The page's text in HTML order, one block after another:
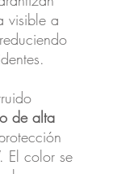
visible a
de alta
El color se